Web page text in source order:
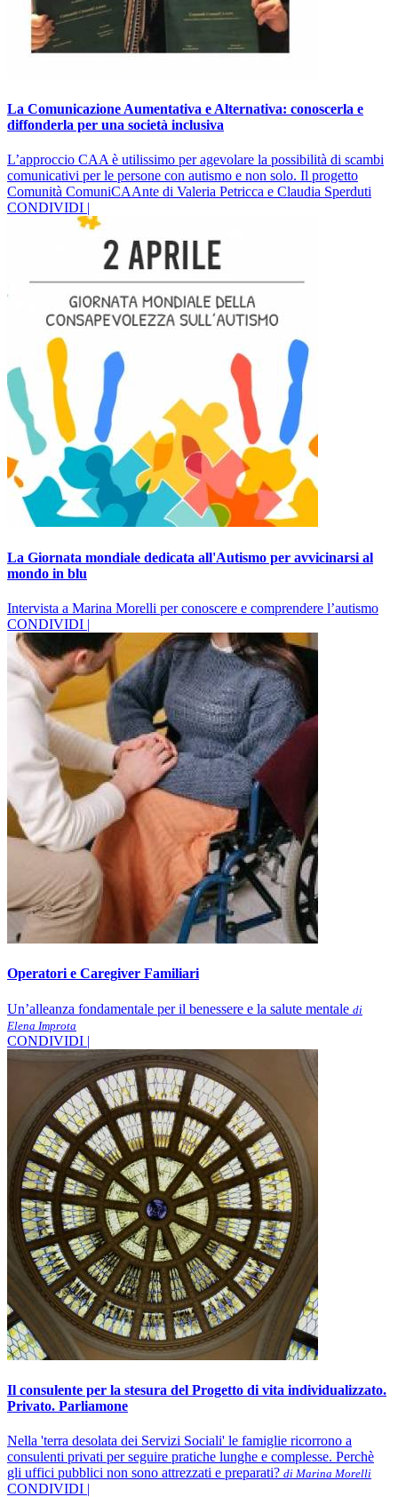
La Comunicazione Aumentativa e Alternativa: conoscerla e
diffonderla per una società inclusiva
L’approccio CAA è utilissimo per agevolare la possibilità di scambi
comunicativi per le persone con autismo e non solo. Il progetto
Comunità ComuniCAAnte di Valeria Petricca e Claudia Sperduti
CONDIVIDI |
La Giornata mondiale dedicata all'Autismo per avvicinarsi al
mondo in blu
Intervista a Marina Morelli per conoscere e comprendere l’autismo
CONDIVIDI |
Operatori e Caregiver Familiari
Un’alleanza fondamentale per il benessere e la salute mentale di
Elena Improta
CONDIVIDI |
Il consulente per la stesura del Progetto di vita individualizzato.
Privato. Parliamone
Nella 'terra desolata dei Servizi Sociali' le famiglie ricorrono a
consulenti privati per seguire pratiche lunghe e complesse. Perchè
gli uffici pubblici non sono attrezzati e preparati? di Marina Morelli
CONDIVIDI |